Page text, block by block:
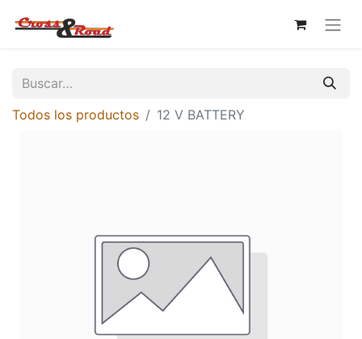
Todos los productos 12 V BATTERY